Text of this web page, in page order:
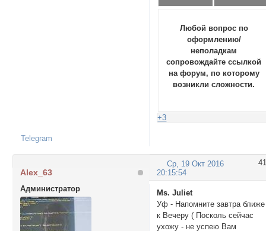
Любой вопрос по
оформлению/
неполадкам
сопровождайте ссылкой
на форум, по которому
возникли сложности.
+3
Telegram
41
Ср, 19 Окт 2016
20:15:54
Alex_63
Администратор
Ms. Juliet
Уф - Напомните завтра ближе
к Вечеру ( Посколь сейчас
ухожу - не успею Вам